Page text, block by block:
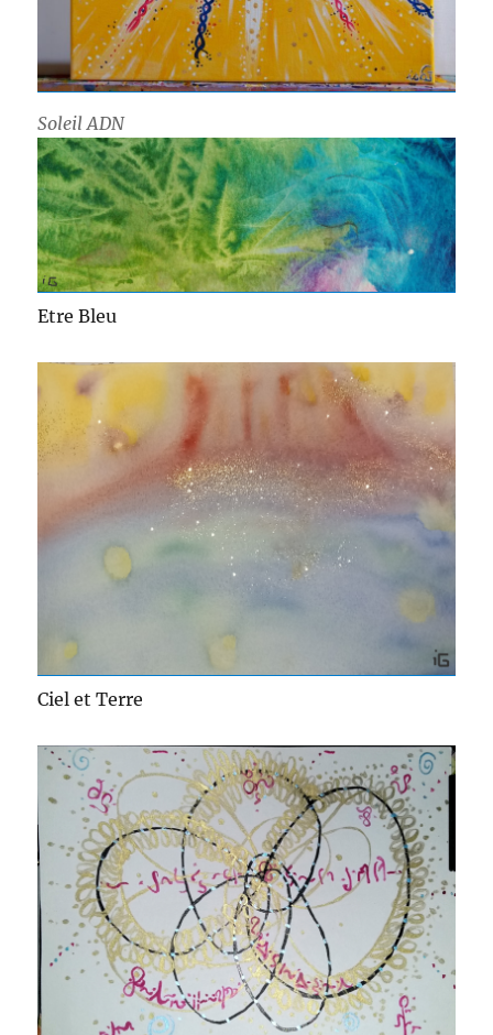
Soleil ADN
Etre Bleu
Ciel et Terre